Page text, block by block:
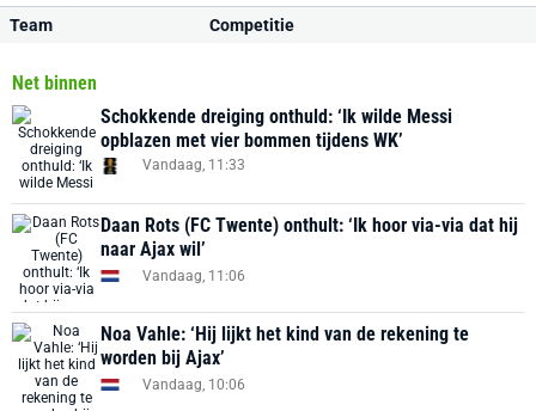
Team Competitie
Net binnen
Schokkende dreiging onthuld: ‘Ik wilde Messi
opblazen met vier bommen tijdens WK’
Vandaag, 11:33
Daan Rots (FC Twente) onthult: ‘Ik hoor via-via dat hij
naar Ajax wil’
Vandaag, 11:06
Noa Vahle: ‘Hij lijkt het kind van de rekening te
worden bij Ajax’
Vandaag, 10:06